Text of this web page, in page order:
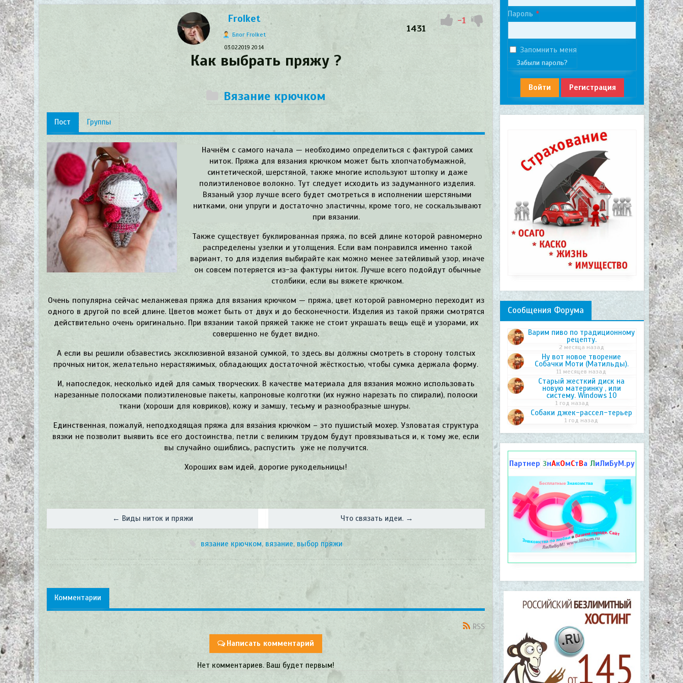
Frolket
Блог Frolket
03.02.2019 20:14
1431
-1
Как выбрать пряжу ?
Вязание крючком
Пост Группы
Начнём с самого начала — необходимо определиться с фактурой самих
ниток. Пряжа для вязания крючком может быть хлопчатобумажной,
синтетической, шерстяной, также многие используют штопку и даже
полиэтиленовое волокно. Тут следует исходить из задуманного изделия.
Вязаный узор лучше всего будет смотреться в исполнении шерстяными
нитками, они упруги и достаточно эластичны, кроме того, не соскальзывают
при вязании.
Также существует буклированная пряжа, по всей длине которой равномерно
распределены узелки и утолщения. Если вам понравился именно такой
вариант, то для изделия выбирайте как можно менее затейливый узор, иначе
он совсем потеряется из-за фактуры ниток. Лучше всего подойдут обычные
столбики, если вы вяжете крючком.
Очень популярна сейчас меланжевая пряжа для вязания крючком — пряжа, цвет которой равномерно переходит из
одного в другой по всей длине. Цветов может быть от двух и до бесконечности. Изделия из такой пряжи смотрятся
действительно очень оригинально. При вязании такой пряжей также не стоит украшать вещь ещё и узорами, их
совершенно не будет видно.
А если вы решили обзавестись эксклюзивной вязаной сумкой, то здесь вы должны смотреть в сторону толстых
прочных ниток, желательно нерастяжимых, обладающих достаточной жёсткостью, чтобы сумка держала форму.
И, напоследок, несколько идей для самых творческих. В качестве материала для вязания можно использовать
нарезанные полосками полиэтиленовые пакеты, капроновые колготки (их нужно нарезать по спирали), полоски
ткани (хороши для ковриков), кожу и замшу, тесьму и разнообразные шнуры.
Единственная, пожалуй, неподходящая пряжа для вязания крючком – это пушистый мохер. Узловатая структура
вязки не позволит выявить все его достоинства, петли с великим трудом будут провязываться и, к тому же, если
вы случайно ошиблись, распустить уже не получится.
Хороших вам идей, дорогие рукодельницы!
← Виды ниток и пряжи Что связать идеи. →
вязание крючком, вязание, выбор пряжи
Комментарии
RSS
Написать комментарий
Нет комментариев. Ваш будет первым!
Пароль
Запомнить меня
Забыли пароль?
Войти Регистрация
Сообщения Форума
Варим пиво по традиционному
рецепту.
2 месяца назад
Ну вот новое творение
Собачки Моти (Матильды).
11 месяцев назад
Старый жесткий диск на
новую материнку , или
систему. Windows 10
1 год назад
Собаки джек-рассел-терьер
1 год назад
Партнер ЗнАкОмСтВа ЛиЛиБуМ.ру